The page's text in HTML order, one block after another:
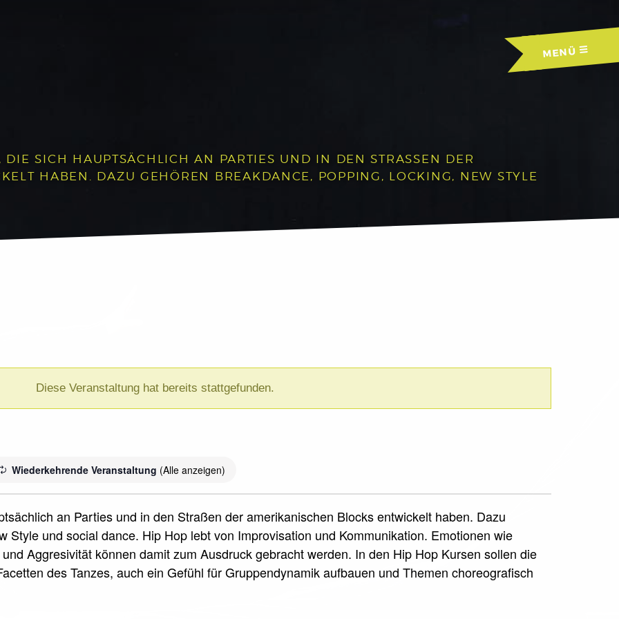
MENÜ
SICH HAUPTSÄCHLICH AN PARTIES UND IN DEN STRASSEN DER A
HABEN. DAZU GEHÖREN BREAKDANCE, POPPING, LOCKING, NEW STYLE U
Diese Veranstaltung hat bereits stattgefunden.
Wiederkehrende Veranstaltung (Alle anzeigen)
an Parties und in den Straßen der amerikanischen Blocks entwickelt haben. Dazu
Style und social dance. Hip Hop lebt von Improvisation und Kommunikation. Emotionen wie
Aggresivität können damit zum Ausdruck gebracht werden. In den Hip Hop Kursen sollen die
des Tanzes, auch ein Gefühl für Gruppendynamik aufbauen und Themen choreografisch